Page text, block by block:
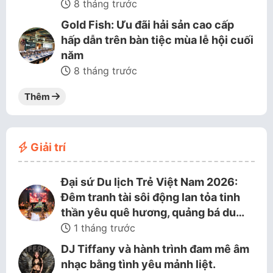
8 tháng trước
Gold Fish: Ưu đãi hải sản cao cấp
hấp dẫn trên bàn tiệc mùa lễ hội cuối
năm
8 tháng trước
Thêm
Giải trí
Đại sứ Du lịch Trẻ Việt Nam 2026:
Đêm tranh tài sôi động lan tỏa tinh
thần yêu quê hương, quảng bá du…
1 tháng trước
DJ Tiffany và hành trình đam mê âm
nhạc bằng tình yêu mảnh liệt.